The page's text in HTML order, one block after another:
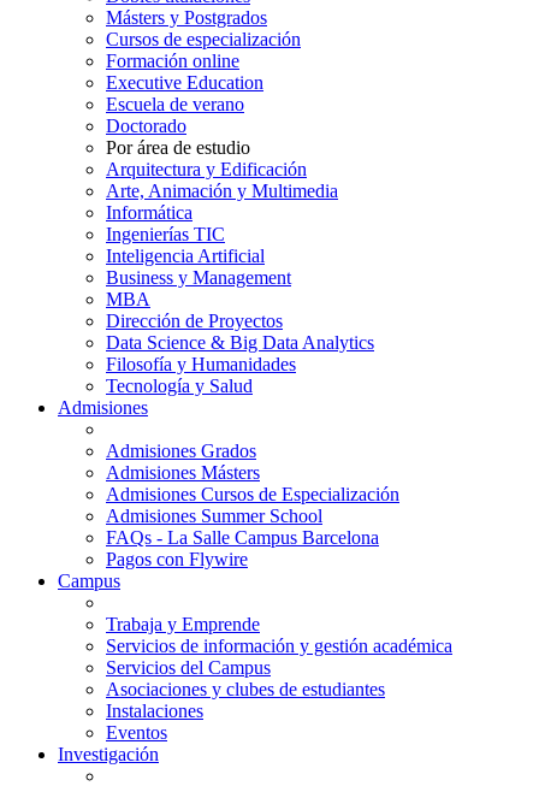
Másters y Postgrados
Cursos de especialización
Formación online
Executive Education
Escuela de verano
Doctorado
Por área de estudio
Arquitectura y Edificación
Arte, Animación y Multimedia
Informática
Ingenierías TIC
Inteligencia Artificial
Business y Management
MBA
Dirección de Proyectos
Data Science & Big Data Analytics
Filosofía y Humanidades
Tecnología y Salud
Admisiones
Admisiones Grados
Admisiones Másters
Admisiones Cursos de Especialización
Admisiones Summer School
FAQs - La Salle Campus Barcelona
Pagos con Flywire
Campus
Trabaja y Emprende
Servicios de información y gestión académica
Servicios del Campus
Asociaciones y clubes de estudiantes
Instalaciones
Eventos
Investigación